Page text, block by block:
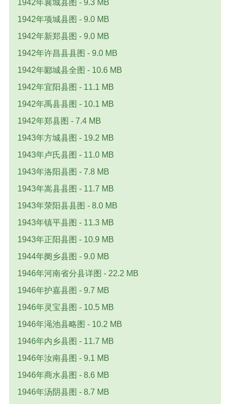
1942年襄城县图 - 9.3 MB
1942年项城县图 - 9.0 MB
1942年新郑县图 - 9.0 MB
1942年许昌县县图 - 9.0 MB
1942年郾城县全图 - 10.6 MB
1942年宜阳县图 - 11.1 MB
1942年禹县县图 - 10.1 MB
1942年郑县图 - 7.4 MB
1943年方城县图 - 19.2 MB
1943年卢氏县图 - 11.0 MB
1943年洛阳县图 - 7.8 MB
1943年嵩县县图 - 11.7 MB
1943年荥阳县县图 - 8.0 MB
1943年镇平县图 - 11.3 MB
1943年正阳县图 - 10.9 MB
1944年阌乡县图 - 9.0 MB
1946年河南省分县详图 - 22.2 MB
1946年护嘉县图 - 9.7 MB
1946年灵宝县图 - 10.5 MB
1946年渑池县略图 - 10.2 MB
1946年内乡县图 - 11.7 MB
1946年汝南县图 - 9.1 MB
1946年商水县图 - 8.6 MB
1946年汤阴县图 - 8.7 MB